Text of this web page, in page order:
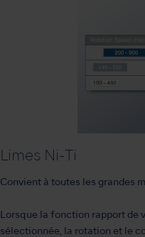
Limes Ni-Ti
Convient à toutes les grandes
Lorsque la fonction rapport de
sélectionnée, la rotation et le